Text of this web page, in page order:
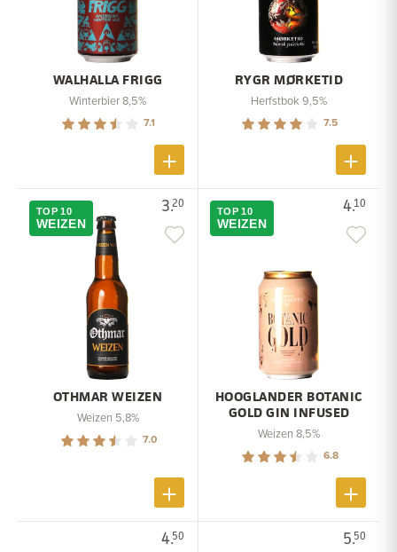
WALHALLA FRIGG
Winterbier 8,5%
7.1
RYGR MØRKETID
Herfstbok 9,5%
7.5
3.20
TOP 10
WEIZEN
OTHMAR WEIZEN
Weizen 5,8%
7.0
4.10
TOP 10
WEIZEN
HOOGLANDER BOTANIC
GOLD GIN INFUSED
Weizen 8,5%
6.8
4.50 5.50